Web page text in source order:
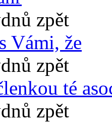
zpět
Vámi, že
zpět
té
zpět